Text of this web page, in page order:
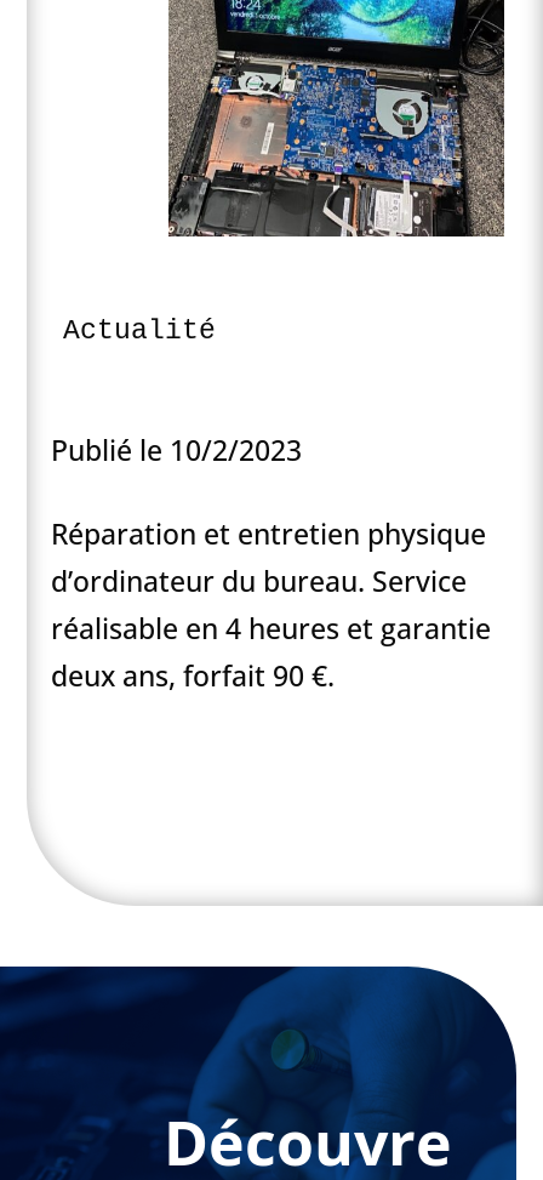
Actualité
Publié le 10/2/2023
Réparation et entretien physique
d’ordinateur du bureau. Service
réalisable en 4 heures et garantie
deux ans, forfait 90 €.
Découvre